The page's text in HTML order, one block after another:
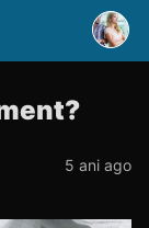
5 ani ago